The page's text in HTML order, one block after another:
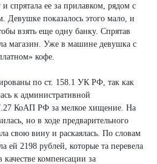
спрятала ее за прилавком, рядом с
Девушке показалось этого мало, и
взять еще одну банку. Спрятав
магазин. Уже в машине девушка с
кофе.
по ст. 158.1 УК РФ, так как
к административной
КоАП РФ за мелкое хищение. На
но в ходе предварительного
свою вину и раскаялась. По словам
ей 2198 рублей, которые та перевела
качестве компенсации за